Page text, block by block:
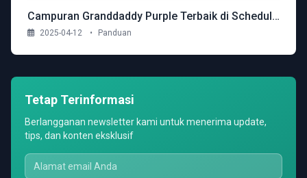
Campuran Granddaddy Purple Terbaik di Schedule 1
2025-04-12 • Panduan
Tetap Terinformasi
Berlangganan newsletter kami untuk menerima update,
tips, dan konten eksklusif